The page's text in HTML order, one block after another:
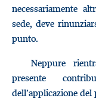
necessariamente
sede, deve
punto.
Neppure
presente
dell’applicazione